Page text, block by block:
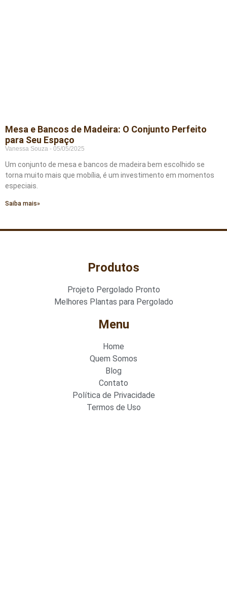
Mesa e Bancos de Madeira: O Conjunto Perfeito
para Seu Espaço
Vanessa Souza 05/05/2025
Um conjunto de mesa e bancos de madeira bem escolhido se
torna muito mais que mobília, é um investimento em momentos
especiais.
Saiba mais»
Produtos
Projeto Pergolado Pronto
Melhores Plantas para Pergolado
Menu
Home
Quem Somos
Blog
Contato
Política de Privacidade
Termos de Uso